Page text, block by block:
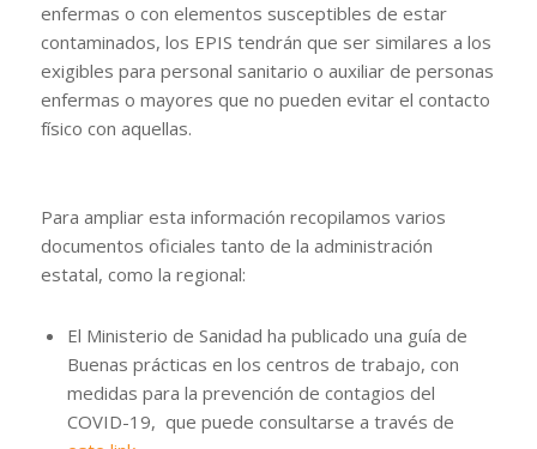
enfermas o con elementos susceptibles de estar
contaminados, los EPIS tendrán que ser similares a los
exigibles para personal sanitario o auxiliar de personas
enfermas o mayores que no pueden evitar el contacto
físico con aquellas.
Para ampliar esta información recopilamos varios
documentos oficiales tanto de la administración
estatal, como la regional:
El Ministerio de Sanidad ha publicado una guía de
Buenas prácticas en los centros de trabajo, con
medidas para la prevención de contagios del
COVID-19, que puede consultarse a través de